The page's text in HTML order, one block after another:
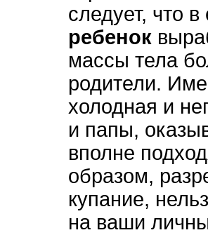
следует, что
ребенок
массы тела
родители.
холодная и
и папы,
вполне
образом,
купание,
на ваши